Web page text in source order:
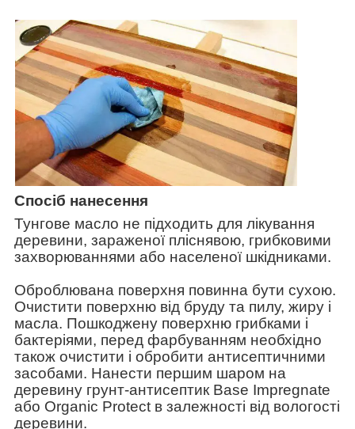
Спосіб нанесення
Тунгове масло не підходить для лікування
деревини, зараженої пліснявою, грибковими
захворюваннями або населеної шкідниками.
Оброблювана поверхня повинна бути сухою.
Очистити поверхню від бруду та пилу, жиру і
масла. Пошкоджену поверхню грибками і
бактеріями, перед фарбуванням необхідно
також очистити і обробити антисептичними
засобами. Нанести першим шаром на
деревину грунт-антисептик Base Impregnate
або Organic Protect в залежності від вологості
деревини.